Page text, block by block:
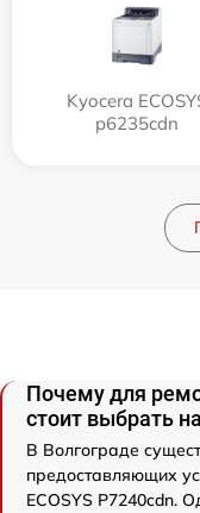
Kyocera
p6235cdn
Почему для
стоит выбрать
В Волгограде
предоставляющих
ECOSYS P7240cdn.